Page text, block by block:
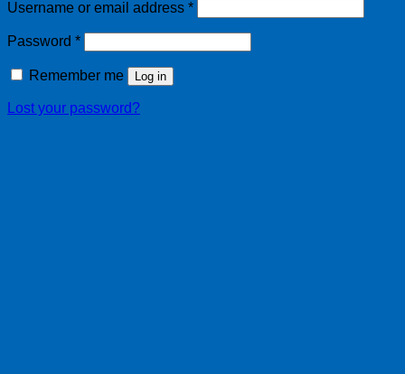
Username or email address *
Password *
Remember me Log in
Lost your password?